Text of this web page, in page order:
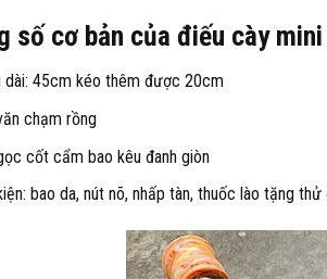
số cơ bản của điếu cày
dài: 45cm kéo thêm được 20cm
chạm rồng
cốt cẩm bao kêu đanh giòn
bao da, nút nõ, nhấp tàn, thuốc lào tặng thử